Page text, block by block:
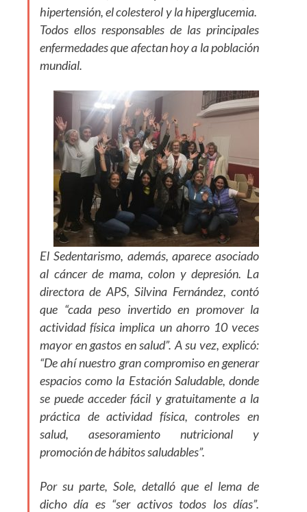
hipertensión, el colesterol y la hiperglucemia.
Todos ellos responsables de las principales
enfermedades que afectan hoy a la población
mundial.
El Sedentarismo, además, aparece asociado
al cáncer de mama, colon y depresión. La
directora de APS, Silvina Fernández, contó
que “cada peso invertido en promover la
actividad física implica un ahorro 10 veces
mayor en gastos en salud”. A su vez, explicó:
“De ahí nuestro gran compromiso en generar
espacios como la Estación Saludable, donde
se puede acceder fácil y gratuitamente a la
práctica de actividad física, controles en
salud, asesoramiento nutricional y
promoción de hábitos saludables”.
Por su parte, Sole, detalló que el lema de
dicho día es “ser activos todos los días”.